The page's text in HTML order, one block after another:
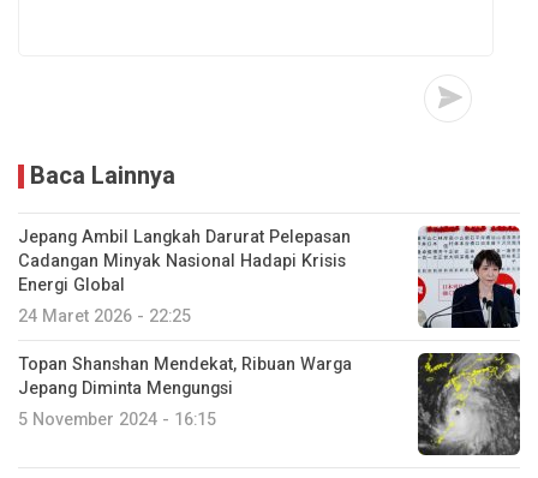
Baca Lainnya
Jepang Ambil Langkah Darurat Pelepasan
Cadangan Minyak Nasional Hadapi Krisis
Energi Global
24 Maret 2026 - 22:25
Topan Shanshan Mendekat, Ribuan Warga
Jepang Diminta Mengungsi
5 November 2024 - 16:15